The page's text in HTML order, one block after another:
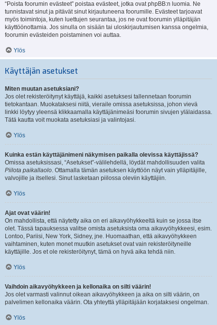
“Poista foorumin evästeet” poistaa evästeet, jotka ovat phpBB:n luomia. Ne
tunnistavat sinut ja pitävät sinut kirjautuneena foorumille. Evästeet tarjoavat
myös toimintoja, kuten luettujen seurantaa, jos ne ovat foorumin ylläpitäjän
käyttöönottamia. Jos sinulla on sisään tai uloskirjautumisen kanssa ongelmia,
foorumin evästeiden poistaminen voi auttaa.
Ylös
Käyttäjän asetukset
Miten muutan asetuksiani?
Jos olet rekisteröitynyt käyttäjä, kaikki asetuksesi tallennetaan foorumin
tietokantaan. Muokataksesi niitä, vieraile omissa asetuksissa, johon vievä
linkki löytyy yleensä klikkaamalla käyttäjänimeäsi foorumin sivujen ylälaidassa.
Tätä kautta voit muokata asetuksiasi ja valintojasi.
Ylös
Kuinka estän käyttäjänimeni näkymisen paikalla olevissa käyttäjissä?
Omissa asetuksissasi, “Asetukset”-välilehdellä, löydät mahdollisuuden valita
Piilota paikallaolo. Ottamalla tämän asetuksen käyttöön näyt vain ylläpitäjille,
valvojille ja itsellesi. Sinut lasketaan piilossa oleviin käyttäjiin.
Ylös
Ajat ovat väärin!
On mahdollista, että näytetty aika on eri aikavyöhykkeeltä kuin se jossa itse
olet. Tässä tapauksessa valitse omista asetuksista oma aikavyöhykkeesi, esim.
Lontoo, Pariisi, New York, Sidney, jne. Huomaathan, että aikavyöhykkeen
vaihtaminen, kuten monet muutkin asetukset ovat vain rekisteröityneille
käyttäjille. Jos et ole rekisteröitynyt, tämä on hyvä aika tehdä niin.
Ylös
Vaihdoin aikavyöhykkeen ja kellonaika on silti väärin!
Jos olet varmasti valinnut oikean aikavyöhykkeen ja aika on silti väärin, on
palvelimen kellonaika väärin. Ota yhteyttä ylläpitäjään korjataksesi ongelman.
Ylös